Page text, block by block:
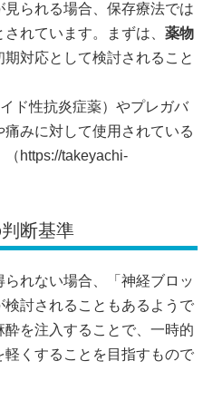
られる場合、保存療法では
れています。まずは、 薬物
期対応として検討されること
ド性抗炎症薬）やプレガバ
みに対して使用されている
（ https://takeyachi-
断基準
れない場合、「神経ブロッ
討されることもあるようで
を注入することで、一時的
くすることを目指すもので